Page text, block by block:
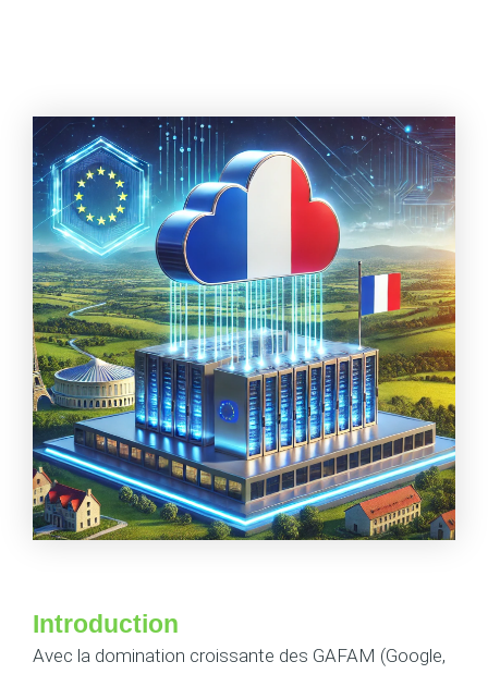
Introduction
Avec la domination croissante des GAFAM (Google,